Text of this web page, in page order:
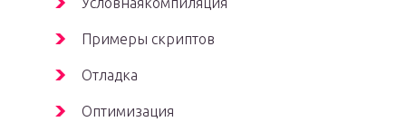
Примеры скриптов
Отладка
Оптимизация